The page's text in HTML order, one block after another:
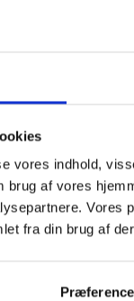
vores indhold,
brug af vores
Vores
fra din brug af